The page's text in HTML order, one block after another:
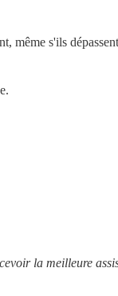
même s'ils
la meilleure